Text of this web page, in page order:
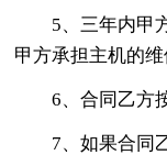
5、三年内甲
甲方承担主机的维
6、合同乙方
7、如果合同